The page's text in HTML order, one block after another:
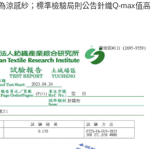
涼感紗；標準檢驗局則公告針織Q-max值高